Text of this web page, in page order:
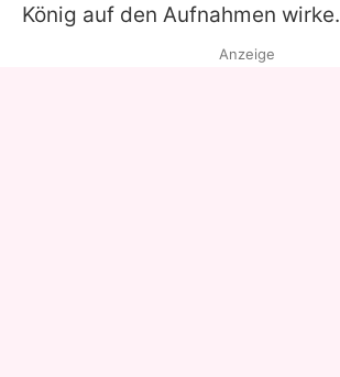
König auf den Aufnahmen wirke.
Anzeige